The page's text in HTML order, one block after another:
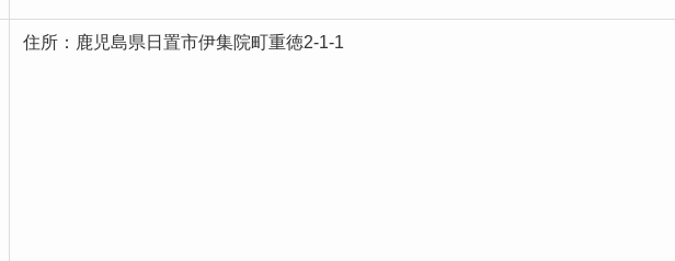
住所：鹿児島県日置市伊集院町重徳2-1-1